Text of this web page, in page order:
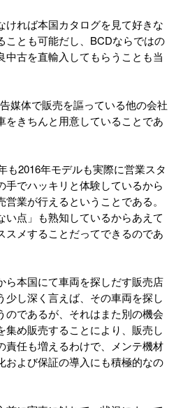
れば本国カタログを見て好きな
ことも可能だし、BCDならではの
中古を直輸入してもらうことも当
媒体で販売を謳っている他の会社
をきちんと用意していることであ
も2016年モデルも実際に営業スタ
手でハッキリと体験しているから
業が行えるということである。
い点」も熟知しているからあえて
スメすることだってできるのであ
本国にて車両を探しだす販売店
少し深く言えば、その車両を探し
のであるが、それはまた別の機会
集め販売することにより、販売し
責任も増えるわけで、メンテ機材
および保証の導入にも積極的なの